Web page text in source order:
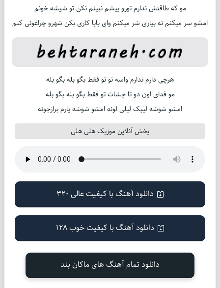
مو که طاقتش ندارم تورو پیشم نبینم نکن تو شیشه خونم
امشو سر میکنم نه بیاری شر میکنم وای بابا کاری بکن شهرو چراغونی کنم
هرچی دارم ندارم واسه تو تو فقط بگو بله بگو بله
مو فدای اون دو تا چشات تو فقط بگو بله بگو بله
امشو شوشه لیپک لیلی لونه امشو شوشه یارم برازجونه
پخش آنلاین موزیک هلی هلی
دانلود آهنگ با کیفیت عالی 320
دانلود آهنگ با کیفیت خوب 128
دانلود تمام آهنگ های ماکان بند